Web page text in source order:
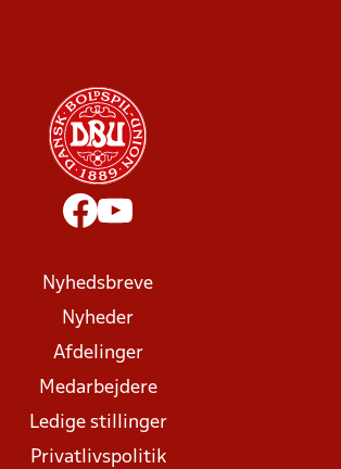
Nyhedsbreve
Nyheder
Afdelinger
Medarbejdere
Ledige stillinger
Privatlivspolitik